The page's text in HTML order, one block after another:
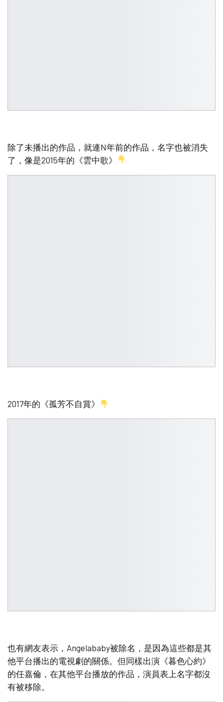
除了未播出的作品，就連N年前的作品，名字也被消失
了，像是2015年的《雲中歌》
2017年的《孤芳不自賞》
也有網友表示，Angelababy被除名，是因為這些都是其
他平台播出的電視劇的關係。但同樣出演《暮色心約》
的任嘉倫，在其他平台播放的作品，演員表上名字都沒
有被移除。